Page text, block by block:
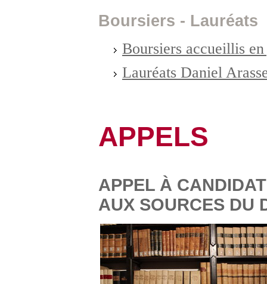
Boursiers - Lauréats
Boursiers accueillis
Lauréats Daniel
APPELS
APPEL À
AUX SOURCES DU